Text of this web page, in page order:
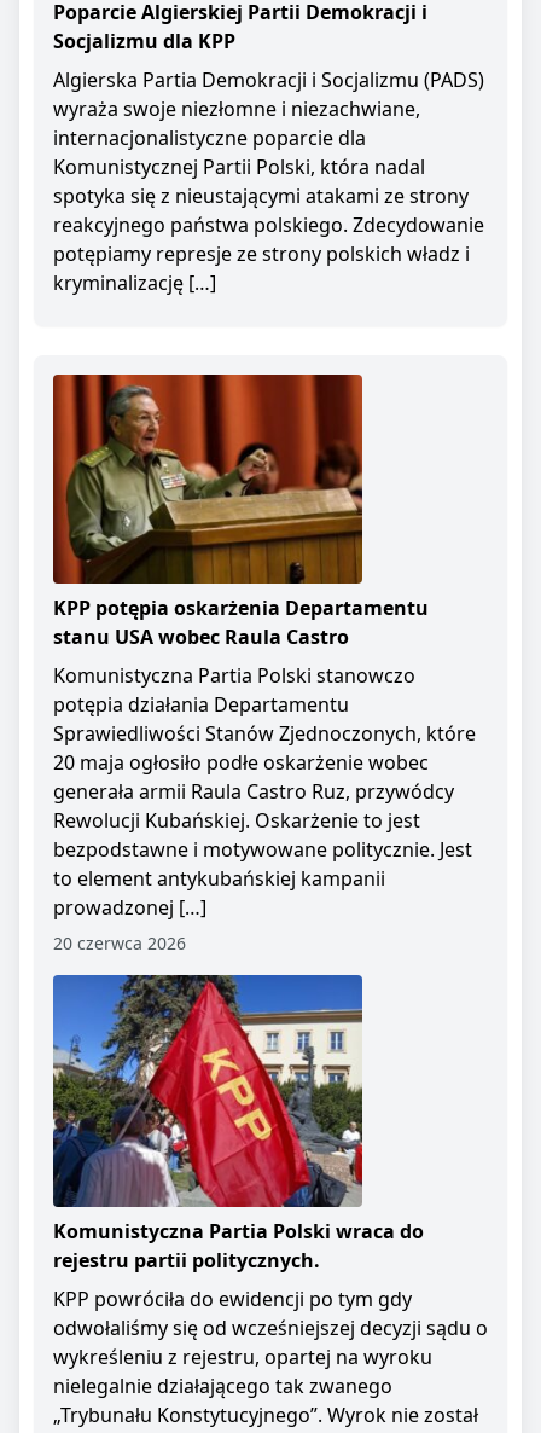
Poparcie Algierskiej Partii Demokracji i
Socjalizmu dla KPP
Algierska Partia Demokracji i Socjalizmu (PADS)
wyraża swoje niezłomne i niezachwiane,
internacjonalistyczne poparcie dla
Komunistycznej Partii Polski, która nadal
spotyka się z nieustającymi atakami ze strony
reakcyjnego państwa polskiego. Zdecydowanie
potępiamy represje ze strony polskich władz i
kryminalizację […]
KPP potępia oskarżenia Departamentu
stanu USA wobec Raula Castro
Komunistyczna Partia Polski stanowczo
potępia działania Departamentu
Sprawiedliwości Stanów Zjednoczonych, które
20 maja ogłosiło podłe oskarżenie wobec
generała armii Raula Castro Ruz, przywódcy
Rewolucji Kubańskiej. Oskarżenie to jest
bezpodstawne i motywowane politycznie. Jest
to element antykubańskiej kampanii
prowadzonej […]
20 czerwca 2026
Komunistyczna Partia Polski wraca do
rejestru partii politycznych.
KPP powróciła do ewidencji po tym gdy
odwołaliśmy się od wcześniejszej decyzji sądu o
wykreśleniu z rejestru, opartej na wyroku
nielegalnie działającego tak zwanego
„Trybunału Konstytucyjnego”. Wyrok nie został